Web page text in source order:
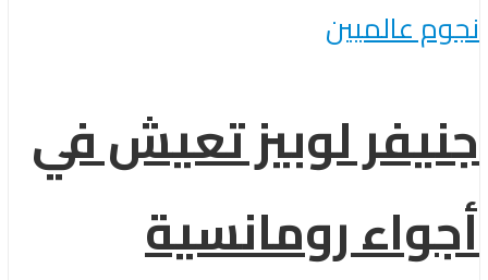
نجوم عالميين
جنيفر لوبيز تعيش في
أجواء رومانسية